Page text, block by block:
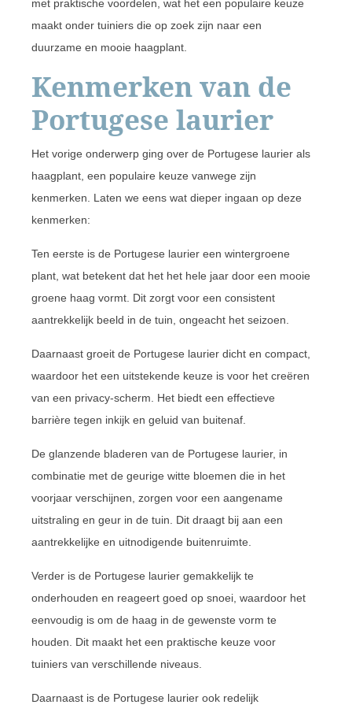
met praktische voordelen, wat het een populaire keuze
maakt onder tuiniers die op zoek zijn naar een
duurzame en mooie haagplant.
Kenmerken van de
Portugese laurier
Het vorige onderwerp ging over de Portugese laurier als
haagplant, een populaire keuze vanwege zijn
kenmerken. Laten we eens wat dieper ingaan op deze
kenmerken:
Ten eerste is de Portugese laurier een wintergroene
plant, wat betekent dat het het hele jaar door een mooie
groene haag vormt. Dit zorgt voor een consistent
aantrekkelijk beeld in de tuin, ongeacht het seizoen.
Daarnaast groeit de Portugese laurier dicht en compact,
waardoor het een uitstekende keuze is voor het creëren
van een privacy-scherm. Het biedt een effectieve
barrière tegen inkijk en geluid van buitenaf.
De glanzende bladeren van de Portugese laurier, in
combinatie met de geurige witte bloemen die in het
voorjaar verschijnen, zorgen voor een aangename
uitstraling en geur in de tuin. Dit draagt bij aan een
aantrekkelijke en uitnodigende buitenruimte.
Verder is de Portugese laurier gemakkelijk te
onderhouden en reageert goed op snoei, waardoor het
eenvoudig is om de haag in de gewenste vorm te
houden. Dit maakt het een praktische keuze voor
tuiniers van verschillende niveaus.
Daarnaast is de Portugese laurier ook redelijk